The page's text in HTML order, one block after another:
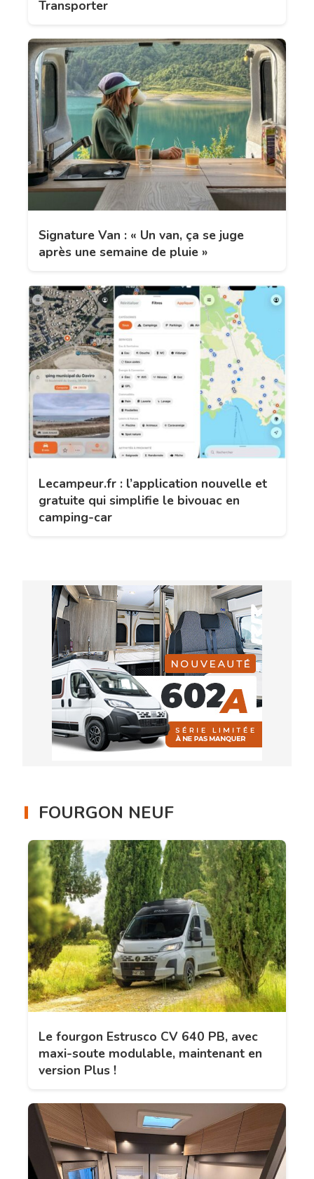
Transporter
Signature Van : « Un van, ça se juge
après une semaine de pluie »
Lecampeur.fr : l’application nouvelle et
gratuite qui simplifie le bivouac en
camping-car
FOURGON NEUF
Le fourgon Estrusco CV 640 PB, avec
maxi-soute modulable, maintenant en
version Plus !